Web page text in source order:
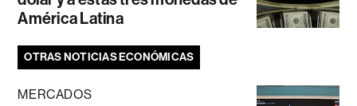
América Latina
OTRAS NOTICIAS ECONÓMICAS
MERCADOS